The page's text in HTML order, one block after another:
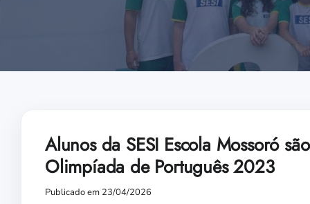
Alunos da SESI Escola Mossoró
Olimpíada de Português 2023
Publicado em 23/04/2026